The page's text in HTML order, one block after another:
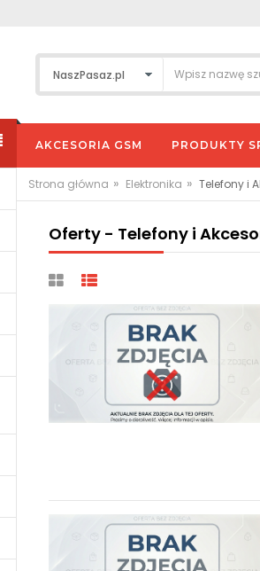
AKCESORIA GSM PRODUKTY
Strona główna » Elektronika » Telefony i
Oferty - Telefony i